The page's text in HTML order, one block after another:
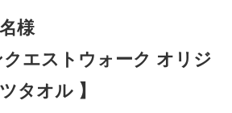
様
クエストウォーク オリジ
タオル 】